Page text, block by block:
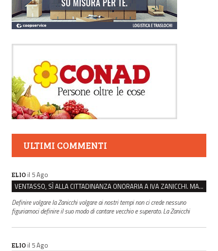
ULTIMI COMMENTI
ELIO il 5 Ago
VENTASSO, SÌ ALLA CITTADINANZA ONORARIA A IVA ZANICCHI. MA BARGIACCHI: “È DI PESSIMO GUSTO”
Definire volgare la Zanicchi volgare ai nostri tempi non ci crede nessuno
figuriamoci definire il suo modo di cantare vecchio e superato. La Zanicchi
ELIO il 5 Ago